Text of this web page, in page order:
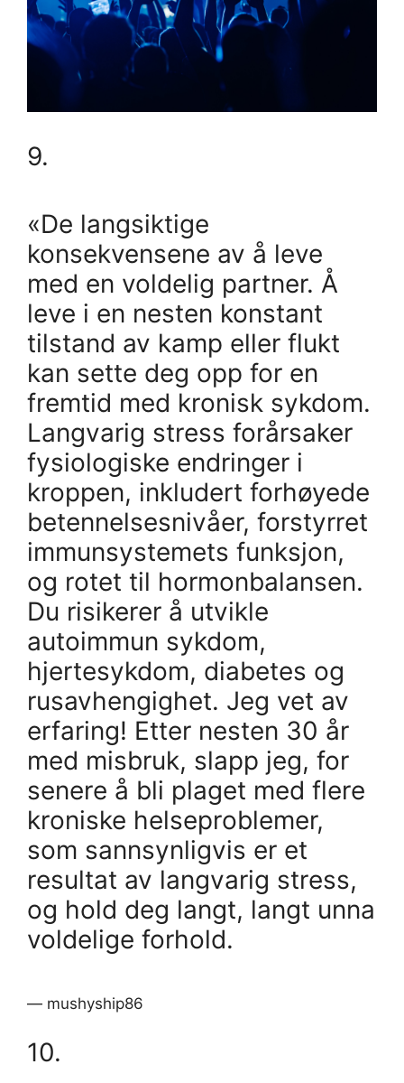
9.
«De langsiktige
konsekvensene av å leve
med en voldelig partner. Å
leve i en nesten konstant
tilstand av kamp eller flukt
kan sette deg opp for en
fremtid med kronisk sykdom.
Langvarig stress forårsaker
fysiologiske endringer i
kroppen, inkludert forhøyede
betennelsesnivåer, forstyrret
immunsystemets funksjon,
og rotet til hormonbalansen.
Du risikerer å utvikle
autoimmun sykdom,
hjertesykdom, diabetes og
rusavhengighet. Jeg vet av
erfaring! Etter nesten 30 år
med misbruk, slapp jeg, for
senere å bli plaget med flere
kroniske helseproblemer,
som sannsynligvis er et
resultat av langvarig stress,
og hold deg langt, langt unna
voldelige forhold.
— mushyship86
10.